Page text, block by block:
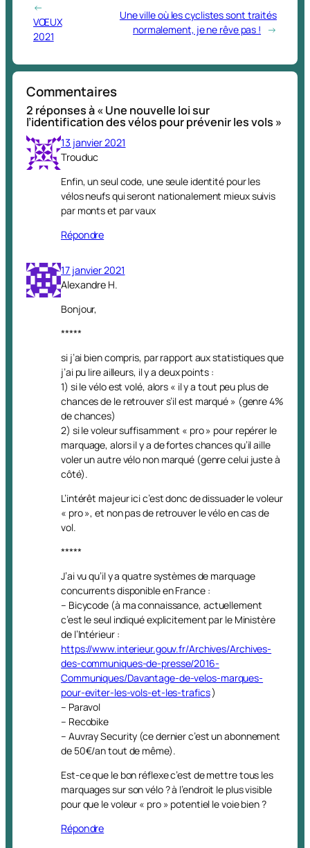
←
VŒUX
2021
Une ville où les cyclistes sont traités
normalement, je ne rêve pas !
→
Commentaires
2 réponses à « Une nouvelle loi sur
l’identification des vélos pour prévenir les vols »
13 janvier 2021
Trouduc
Enfin, un seul code, une seule identité pour les
vélos neufs qui seront nationalement mieux suivis
par monts et par vaux
Répondre
17 janvier 2021
Alexandre H.
Bonjour,
*****
si j’ai bien compris, par rapport aux statistiques que
j’ai pu lire ailleurs, il y a deux points :
1) si le vélo est volé, alors « il y a tout peu plus de
chances de le retrouver s’il est marqué » (genre 4%
de chances)
2) si le voleur suffisamment « pro » pour repérer le
marquage, alors il y a de fortes chances qu’il aille
voler un autre vélo non marqué (genre celui juste à
côté).
L’intérêt majeur ici c’est donc de dissuader le voleur
« pro », et non pas de retrouver le vélo en cas de
vol.
*****
J’ai vu qu’il y a quatre systèmes de marquage
concurrents disponible en France :
– Bicycode (à ma connaissance, actuellement
c’est le seul indiqué explicitement par le Ministère
de l’Intérieur :
https://www.interieur.gouv.fr/Archives/Archives-
des-communiques-de-presse/2016-
Communiques/Davantage-de-velos-marques-
pour-eviter-les-vols-et-les-trafics)
– Paravol
– Recobike
– Auvray Security (ce dernier c’est un abonnement
de 50€/an tout de même).
Est-ce que le bon réflexe c’est de mettre tous les
marquages sur son vélo ? à l’endroit le plus visible
pour que le voleur « pro » potentiel le voie bien ?
Répondre